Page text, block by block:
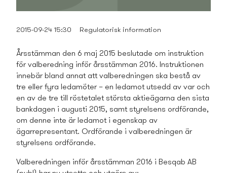
2015-09-24 15:30 Regulatorisk information
Årsstämman den 6 maj 2015 beslutade om instruktion
för valberedning inför årsstämman 2016. Instruktionen
innebär bland annat att valberedningen ska bestå av
tre eller fyra ledamöter – en ledamot utsedd av var och
en av de tre till röstetalet största aktieägarna den sista
bankdagen i augusti 2015, samt styrelsens ordförande,
om denne inte är ledamot i egenskap av
ägarrepresentant. Ordförande i valberedningen är
styrelsens ordförande.
Valberedningen inför årsstämman 2016 i Besqab AB